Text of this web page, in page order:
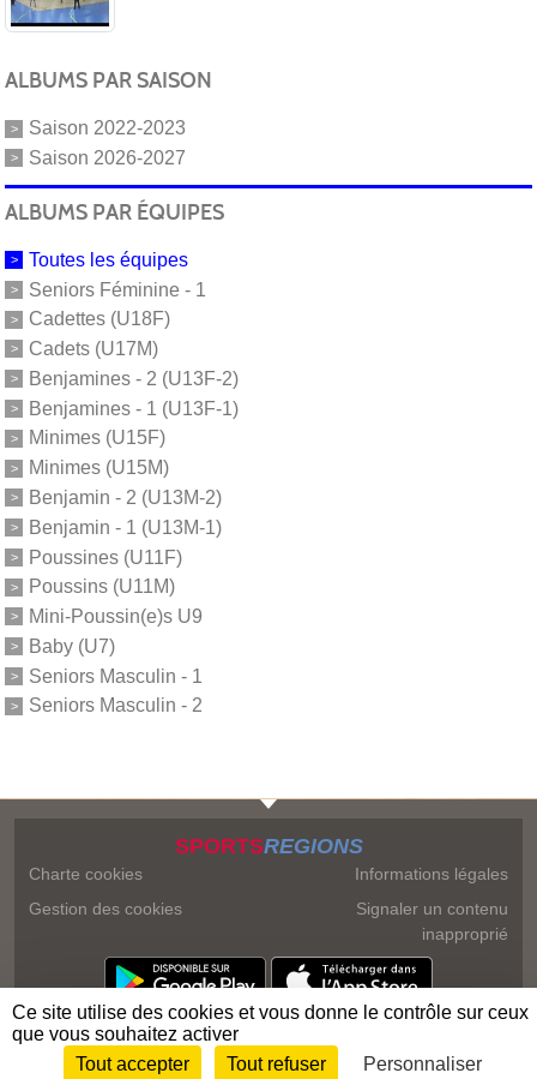
ALBUMS PAR SAISON
Saison 2022-2023
Saison 2026-2027
ALBUMS PAR ÉQUIPES
Toutes les équipes
Seniors Féminine - 1
Cadettes (U18F)
Cadets (U17M)
Benjamines - 2 (U13F-2)
Benjamines - 1 (U13F-1)
Minimes (U15F)
Minimes (U15M)
Benjamin - 2 (U13M-2)
Benjamin - 1 (U13M-1)
Poussines (U11F)
Poussins (U11M)
Mini-Poussin(e)s U9
Baby (U7)
Seniors Masculin - 1
Seniors Masculin - 2
SPORTSREGIONS
Charte cookies
Gestion des cookies
Informations légales
Signaler un contenu
inapproprié
Envie de participer ? Connexion
Ce site utilise des cookies et vous donne le contrôle sur ceux
que vous souhaitez activer
Tout accepter
Tout refuser Personnaliser